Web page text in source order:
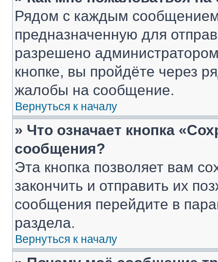
Рядом с каждым сообщением
предназначенную для
разрешено
кнопке, вы пройдёте через
жалобы на сообщение.
Вернуться к началу
» Что означает кнопка
сообщения?
Эта кнопка позволяет вам
закончить и отправить их
сообщения перейдите в
раздела.
Вернуться к началу